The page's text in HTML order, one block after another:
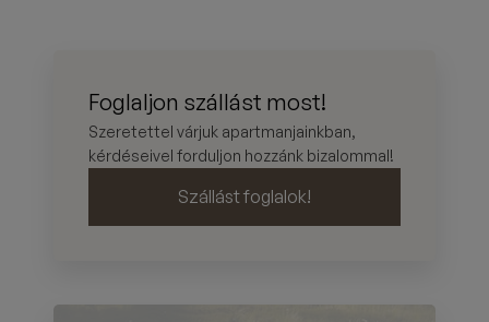
Foglaljon szállást most!
Szeretettel várjuk apartmanjainkban,
kérdéseivel forduljon hozzánk bizalommal!
Szállást foglalok!